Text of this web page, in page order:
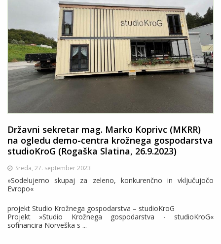
Državni sekretar mag. Marko Koprivc (MKRR)
na ogledu demo-centra krožnega gospodarstva
studioKroG (Rogaška Slatina, 26.9.2023)
Sreda, 27. september 2023
»Sodelujemo skupaj za zeleno, konkurenčno in vključujočo
Evropo«
projekt Studio Krožnega gospodarstva – studioKroG
Projekt »Studio Krožnega gospodarstva - studioKroG«
sofinancira Norveška s ...